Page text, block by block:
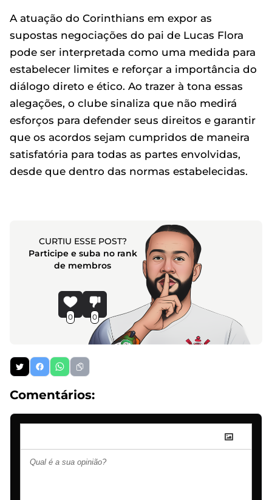
A atuação do Corinthians em expor as
supostas negociações do pai de Lucas Flora
pode ser interpretada como uma medida para
estabelecer limites e reforçar a importância do
diálogo direto e ético. Ao trazer à tona essas
alegações, o clube sinaliza que não medirá
esforços para defender seus direitos e garantir
que os acordos sejam cumpridos de maneira
satisfatória para todas as partes envolvidas,
desde que dentro das normas estabelecidas.
CURTIU ESSE POST?
Participe e suba no rank
de membros
0 0
Comentários: